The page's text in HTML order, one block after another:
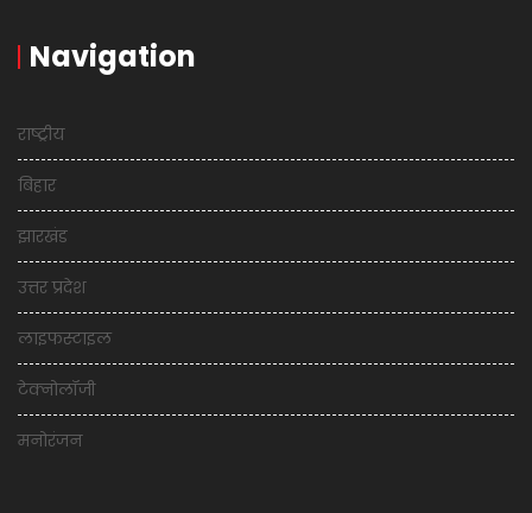
Navigation
राष्ट्रीय
बिहार
झारखंड
उत्तर प्रदेश
लाइफस्टाइल
टेक्नोलॉजी
मनोरंजन